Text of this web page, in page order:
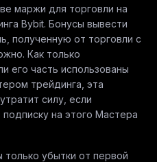
маржи для торговли на
Bybit. Бонусы вывести
полученную от торговли с
Как только
его часть использованы
трейдинга, эта
силу, если
на этого Мастера
убытки от первой